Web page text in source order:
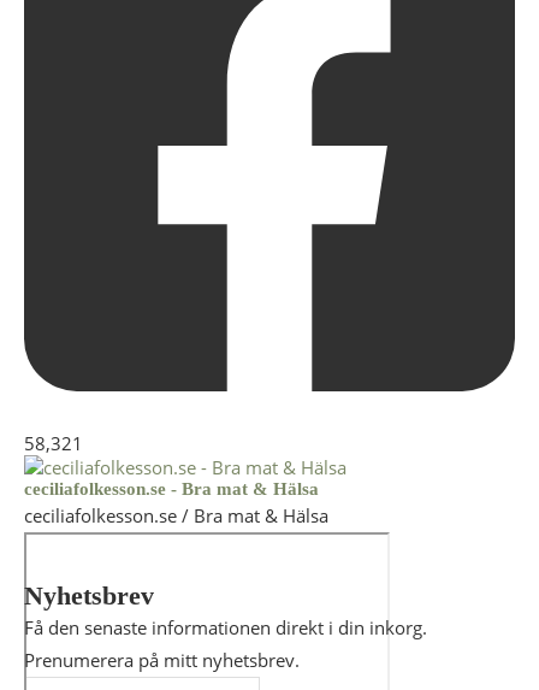
58,321
ceciliafolkesson.se - Bra mat & Hälsa
ceciliafolkesson.se / Bra mat & Hälsa
Nyhetsbrev
Få den senaste informationen direkt i din inkorg.
Prenumerera på mitt nyhetsbrev.